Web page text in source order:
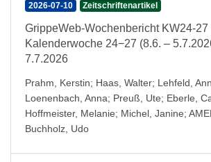
2026-07-10 Zeitschriftenartikel
GrippeWeb-Wochenbericht KW24-27
Kalenderwoche 24−27 (8.6. –
7.7.2026
Prahm, Kerstin; Haas, Walter; Lehfeld,
Loenenbach, Anna; Preuß, Ute; Eberle,
Hoffmeister, Melanie; Michel, Janine;
Buchholz, Udo